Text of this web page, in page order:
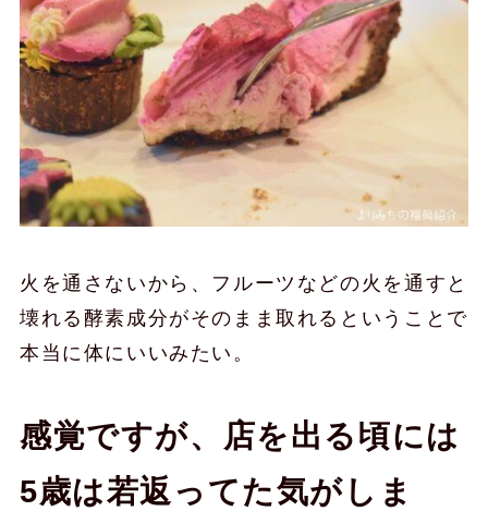
火を通さないから、フルーツなどの火を通すと
壊れる酵素成分がそのまま取れるということで
本当に体にいいみたい。
感覚ですが、店を出る頃には
5歳は若返ってた気がしま